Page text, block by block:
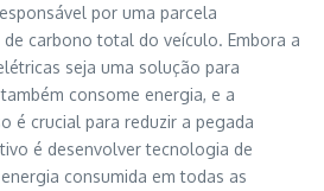
por uma parcela
carbono total do veículo. Embora a
seja uma solução para
consome energia, e a
é crucial para reduzir a pegada
é desenvolver tecnologia de
consumida em todas as